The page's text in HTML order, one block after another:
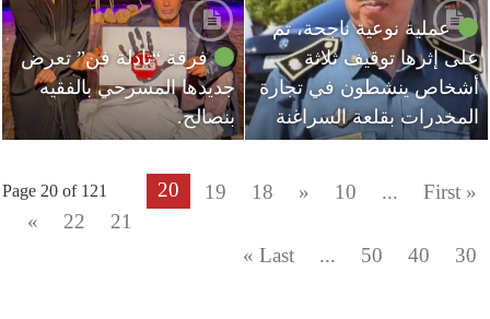
عملية نوعية ناجحة، تم
على إثرها توقيف ثلاثة
أشخاص ينشطون في تجارة
المخدرات بقلعة السراغنة
فرقة “تادلة فن” تعرض
جديدها المسرحي بالفقيه
بنصالح.
Page 20 of 121 « First
...
10
«
18
19
20
21
22
»
30
40
50
...
Last »